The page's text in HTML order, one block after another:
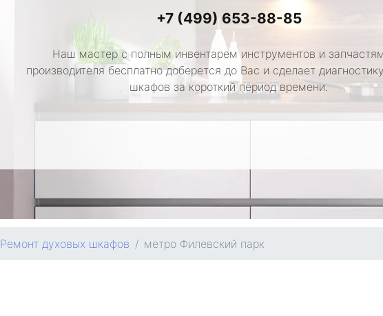
+7 (499) 653-88-85
Наш мастер с полным инвентарем инструментов и
производителя бесплатно доберется до Вас и сделает
шкафов за короткий период времени.
Ремонт духовых шкафов метро Филевский парк